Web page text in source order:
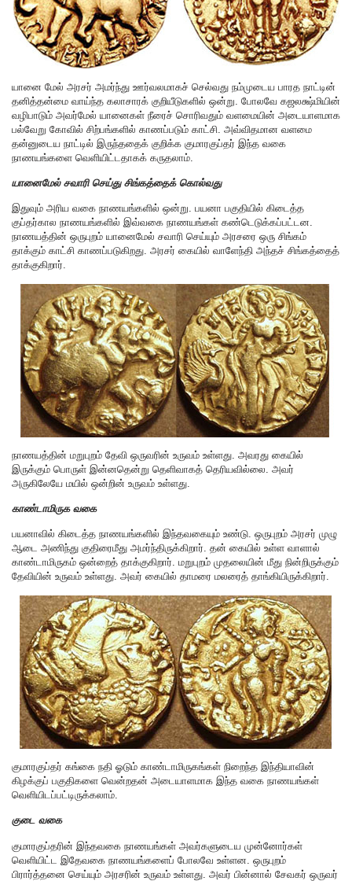
யானை மேல் அரசர் அமர்ந்து ஊர்வலமாகச் செல்வது நம்முடைய பாரத நாட்டின்
தனித்தன்மை வாய்ந்த கலாசாரக் குறியீடுகளில் ஒன்று. போலவே கஜலக்ஷ்மியின்
வழிபாடும் அவர்மேல் யானைகள் நீரைச் சொரிவதும் வளமையின் அடையாளமாக
பல்வேறு கோவில் சிற்பங்களில் காணப்படும் காட்சி. அவ்விதமான வளமை
தன்னுடைய நாட்டில் இருந்ததைக் குறிக்க குமாரகுப்தர் இந்த வகை
நாணயங்களை வெளியிட்டதாகக் கருதலாம்.
யானைமேல் சவாரி செய்து சிங்கத்தைக் கொல்வது
இதுவும் அரிய வகை நாணயங்களில் ஒன்று. பயனா பகுதியில் கிடைத்த
குப்தர்கால நாணயங்களில் இவ்வகை நாணயங்கள் கண்டெடுக்கப்பட்டன.
நாணயத்தின் ஒருபுறம் யானைமேல் சவாரி செய்யும் அரசரை ஒரு சிங்கம்
தாக்கும் காட்சி காணப்படுகிறது. அரசர் கையில் வாளேந்தி அந்தச் சிங்கத்தைத்
தாக்குகிறார்.
நாணயத்தின் மறுபுறம் தேவி ஒருவரின் உருவம் உள்ளது. அவரது கையில்
இருக்கும் பொருள் இன்னதென்று தெளிவாகத் தெரியவில்லை. அவர்
அருகிலேயே மயில் ஒன்றின் உருவம் உள்ளது.
காண்டாமிருக வகை
பயனாவில் கிடைத்த நாணயங்களில் இந்தவகையும் உண்டு. ஒருபுறம் அரசர் முழு
ஆடை அணிந்து குதிரைமீது அமர்ந்திருக்கிறார். தன் கையில் உள்ள வாளால்
காண்டாமிருகம் ஒன்றைத் தாக்குகிறார். மறுபுறம் முதலையின் மீது நின்றிருக்கும்
தேவியின் உருவம் உள்ளது. அவர் கையில் தாமரை மலரைத் தாங்கியிருக்கிறார்.
குமாரகுப்தர் கங்கை நதி ஓடும் காண்டாமிருகங்கள் நிறைந்த இந்தியாவின்
கிழக்குப் பகுதிகளை வென்றதன் அடையாளமாக இந்த வகை நாணயங்கள்
வெளியிடப்பட்டிருக்கலாம்.
குடை வகை
குமாரகுப்தரின் இந்தவகை நாணயங்கள் அவர்களுடைய முன்னோர்கள்
வெளியிட்ட இதேவகை நாணயங்களைப் போலவே உள்ளன. ஒருபுறம்
பிரார்த்தனை செய்யும் அரசரின் உருவம் உள்ளது. அவர் பின்னால் சேவகர் ஒருவர்